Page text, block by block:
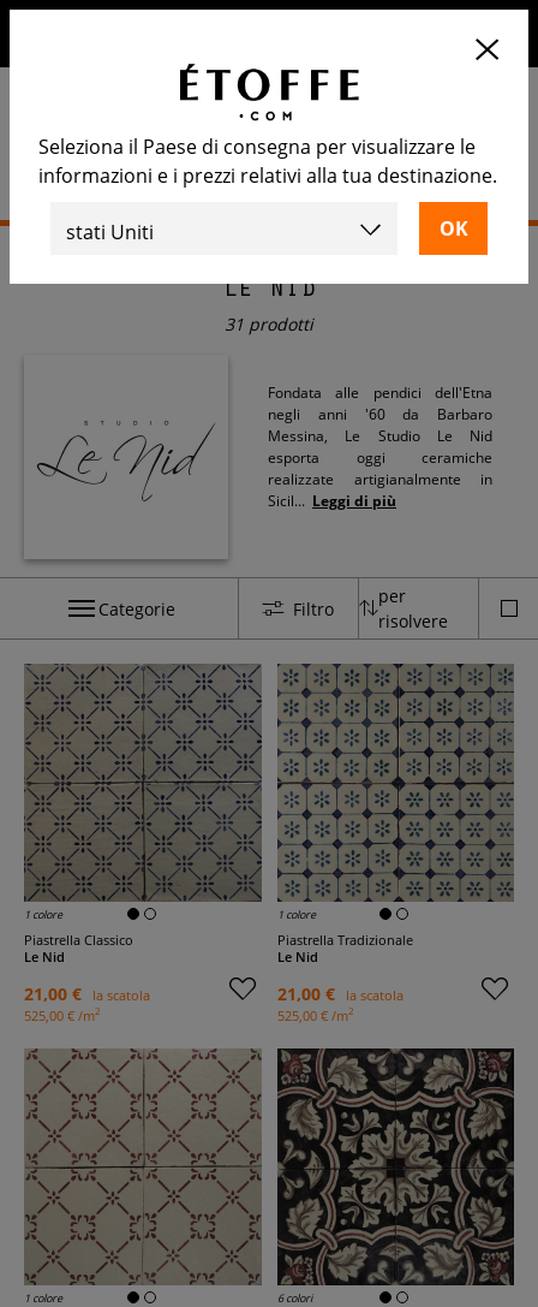
> Piastrelle > Le Nid
Le Nid
31 prodotti
Fondata alle pendici dell'Etna
negli anni '60 da Barbaro
Messina, Le Studio Le Nid
esporta oggi ceramiche
realizzate artigianalmente in
Sicil... Leggi di più
Categorie Filtro
per
risolvere
1 colore
Piastrella Classico
Le Nid
21,00 €
la scatola
525,00 € /m2
1 colore
Piastrella Tradizionale
Le Nid
21,00 €
la scatola
525,00 € /m2
1 colore 6 colori
Seleziona il Paese di consegna per visualizzare le
informazioni e i prezzi relativi alla tua destinazione.